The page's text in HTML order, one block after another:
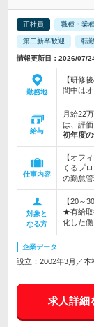
正社員 職種・業
第二新卒歓迎 転
情報更新日：2026/07/
勤務地
【研修
間中は
給与
月給22
は、評
初年度の
仕事内容
【オフ
くるプ
の勤怠管
対象と
なる方
【20～
★有給取
化した
企業データ
設立：2002年3月／本
求人詳細